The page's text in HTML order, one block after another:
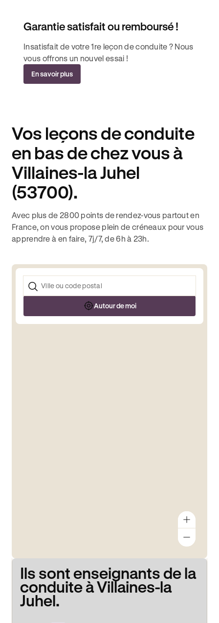
Garantie satisfait ou remboursé !
Insatisfait de votre 1re leçon de conduite ? Nous
vous offrons un nouvel essai !
En savoir plus
Vos leçons de conduite
en bas de chez vous à
Villaines-la Juhel
(53700).
Avec plus de 2800 points de rendez-vous partout en
France, on vous propose plein de créneaux pour vous
apprendre à en faire, 7j/7, de 6h à 23h.
Autour de moi
Ils sont enseignants de la
conduite à Villaines-la
Juhel.